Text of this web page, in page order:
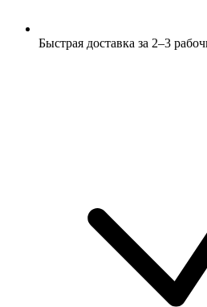
Быстрая доставка за 2–3